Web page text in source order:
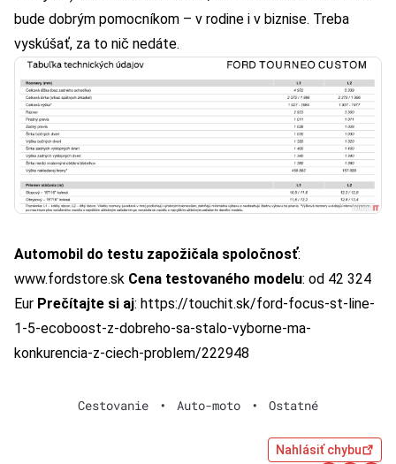
bude dobrým pomocníkom – v rodine i v biznise. Treba
vyskúšať, za to nič nedáte.
Automobil do testu zapožičala spoločnosť:
www.fordstore.sk Cena testovaného modelu: od 42 324
Eur Prečítajte si aj: https://touchit.sk/ford-focus-st-line-
1-5-ecoboost-z-dobreho-sa-stalo-vyborne-ma-
konkurencia-z-ciech-problem/222948
Cestovanie • Auto-moto • Ostatné
Nahlásiť chybu